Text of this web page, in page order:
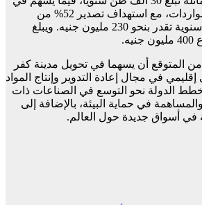
خفض نسبة كبيرة من الواردات، مع استهداف تصدير 52% من
الإنتاج، وتحقيق مبيعات سنوية تقدر بنحو 230 مليون جنيه. ويبلغ
المتوقع أن يسهما في تحويل مدينة كفر
في مجال إعادة التدوير وإنتاج المواد
خطط الدولة نحو التوسع في الصناعات ذات
في حماية البيئة، بالإضافة إلى
في أسواق جديدة حول العالم.